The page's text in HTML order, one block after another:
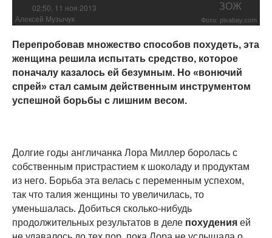
02:50, 11 ноя 2013 ЗОЖ
Алексей Музычук Фото: pixabay.com
Перепробовав множество способов похудеть, эта
женщина решила испытать средство, которое
поначалу казалось ей безумным. Но «вонючий
спрей» стал самым действенным инструментом
успешной борьбы с лишним весом.
Долгие годы англичанка Лора Миллер боролась с
собственным пристрастием к шоколаду и продуктам
из него. Борьба эта велась с переменным успехом,
так что талия женщины то увеличилась, то
уменьшалась. Добиться сколько-нибудь
продолжительных результатов в деле похудения ей